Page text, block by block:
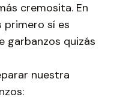
cremosita. En
primero sí es
garbanzos quizás
nuestra